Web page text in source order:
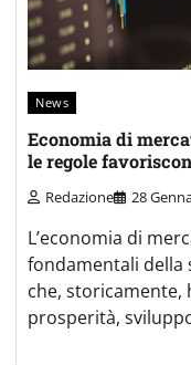
News
Economia di
le regole
Redazione 28
L’economia di
fondamentali della
che,
prosperità,